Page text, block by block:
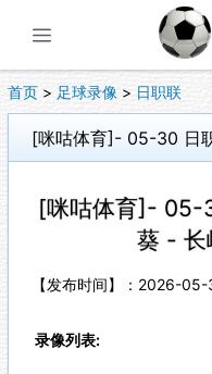
首页 > 足球录像 > 日职联
[咪咕体育]- 05-
葵 - 长
【发布时间】：2026-05-
录像列表: